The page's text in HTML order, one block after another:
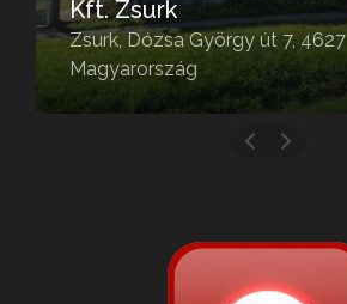
Kft. Zsurk
Zsurk, Dózsa György út 7, 4627
Magyarország